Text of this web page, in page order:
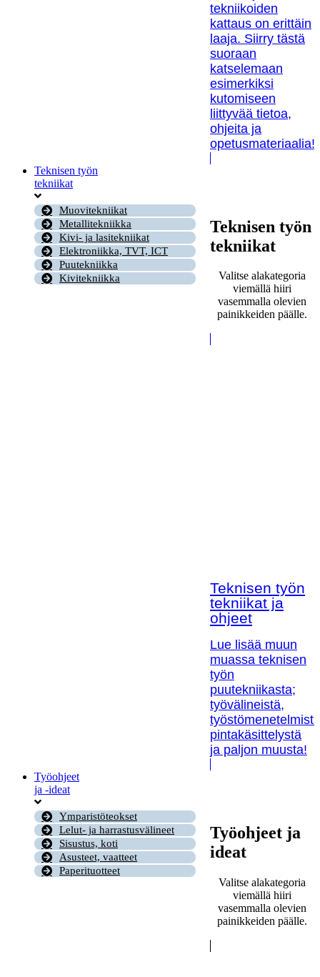
tekniikoiden
kattaus on erittäin
laaja. Siirry tästä
suoraan
katselemaan
esimerkiksi
kutomiseen
liittyvää tietoa,
ohjeita ja
opetusmateriaalia!
Teknisen työn
tekniikat
Muovitekniikat
Metallitekniikka
Kivi- ja lasitekniikat
Elektroniikka, TVT, ICT
Puutekniikka
Kivitekniikka
Teknisen työn
tekniikat
Valitse alakategoria
viemällä hiiri
vasemmalla olevien
painikkeiden päälle.
Teknisen työn
tekniikat ja
ohjeet
Lue lisää muun
muassa teknisen
työn
puutekniikasta;
työvälineistä,
pintakäsittelystä
ja paljon muusta!
Työohjeet
ja -ideat
Ymparistöteokset
Lelut- ja harrastusvälineet
Sisustus, koti
Asusteet, vaatteet
Paperituotteet
Työohjeet ja
ideat
Valitse alakategoria
viemällä hiiri
vasemmalla olevien
painikkeiden päälle.